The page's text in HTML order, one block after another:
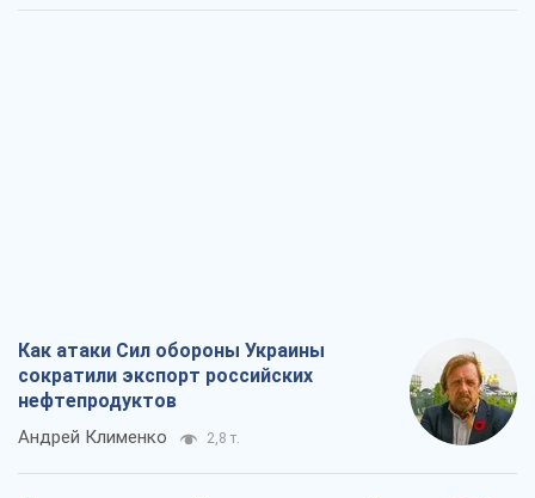
Как атаки Сил обороны Украины
сократили экспорт российских
нефтепродуктов
Андрей Клименко 2,8 т.